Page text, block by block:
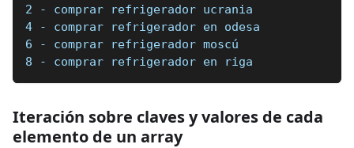
2 - comprar refrigerador ucrania
4 - comprar refrigerador en odesa
6 - comprar refrigerador moscú
8 - comprar refrigerador en riga
Iteración sobre claves y valores de cada
elemento de un array